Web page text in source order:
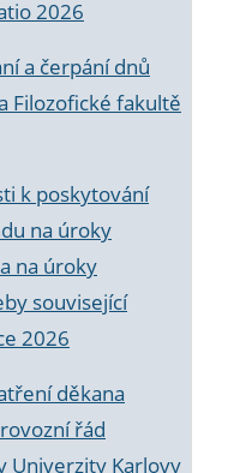
2026
a čerpání dnů
Filozofické fakultě
k poskytování
na úroky
na úroky
související
2026
děkana
řád
Univerzity Karlovy